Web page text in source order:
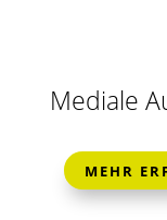
Mediale
MEHR